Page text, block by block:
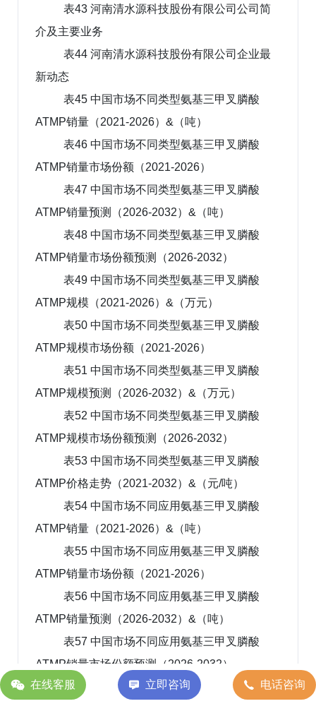
表43 河南清水源科技股份有限公司公司简
介及主要业务
表44 河南清水源科技股份有限公司企业最
新动态
表45 中国市场不同类型氨基三甲叉膦酸
ATMP销量（2021-2026）&（吨）
表46 中国市场不同类型氨基三甲叉膦酸
ATMP销量市场份额（2021-2026）
表47 中国市场不同类型氨基三甲叉膦酸
ATMP销量预测（2026-2032）&（吨）
表48 中国市场不同类型氨基三甲叉膦酸
ATMP销量市场份额预测（2026-2032）
表49 中国市场不同类型氨基三甲叉膦酸
ATMP规模（2021-2026）&（万元）
表50 中国市场不同类型氨基三甲叉膦酸
ATMP规模市场份额（2021-2026）
表51 中国市场不同类型氨基三甲叉膦酸
ATMP规模预测（2026-2032）&（万元）
表52 中国市场不同类型氨基三甲叉膦酸
ATMP规模市场份额预测（2026-2032）
表53 中国市场不同类型氨基三甲叉膦酸
ATMP价格走势（2021-2032）&（元/吨）
表54 中国市场不同应用氨基三甲叉膦酸
ATMP销量（2021-2026）&（吨）
表55 中国市场不同应用氨基三甲叉膦酸
ATMP销量市场份额（2021-2026）
表56 中国市场不同应用氨基三甲叉膦酸
ATMP销量预测（2026-2032）&（吨）
表57 中国市场不同应用氨基三甲叉膦酸
ATMP销量市场份额预测（2026-2032）
表58 中国市场不同应用氨基三甲叉膦酸
在线客服 立即咨询 电话咨询